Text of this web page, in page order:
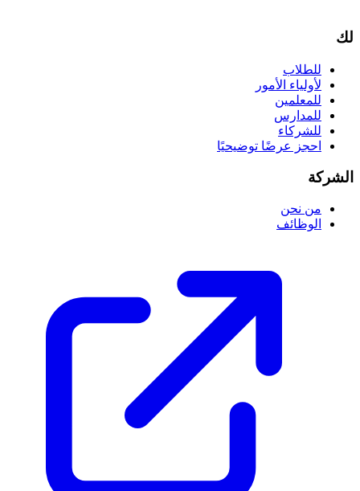
لك
للطلاب
لأولياء الأمور
للمعلمين
للمدارس
للشركاء
احجز عرضًا توضيحيًا
الشركة
من نحن
الوظائف